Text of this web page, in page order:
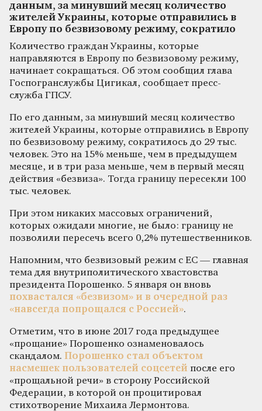
данным, за минувший месяц количество
жителей Украины, которые отправились в
Европу по безвизовому режиму, сократило
Количество граждан Украины, которые
направляются в Европу по безвизовому режиму,
начинает сокращаться. Об этом сообщил глава
Госпогранслужбы Цигикал, сообщает пресс-
служба ГПСУ.
По его данным, за минувший месяц количество
жителей Украины, которые отправились в Европу
по безвизовому режиму, сократилось до 29 тыс.
человек. Это на 15% меньше, чем в предыдущем
месяце, и в три раза меньше, чем в первый месяц
действия «безвиза». Тогда границу пересекли 100
тыс. человек.
При этом никаких массовых ограничений,
которых ожидали многие, не было: границу не
позволили пересечь всего 0,2% путешественников.
Напомним, что безвизовый режим с ЕС — главная
тема для внутриполитического хвастовства
президента Порошенко. 5 января он вновь
похвастался «безвизом» и в очередной раз
«навсегда попрощался с Россией».
Отметим, что в июне 2017 года предыдущее
«прощание» Порошенко ознаменовалось
скандалом. Порошенко стал объектом
насмешек пользователей соцсетей после его
«прощальной речи» в сторону Российской
Федерации, в которой он процитировал
стихотворение Михаила Лермонтова.